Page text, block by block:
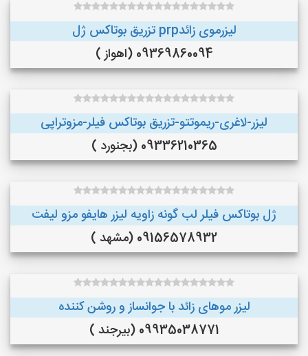
لیزرموی زائدprp تزریق بوتاکس ژل
09369860094 (اهواز )
لیزر-لاغری-ریموتتو-تزریق بوتاکس فیلر-مزوتراپی
09336210365 (بجنورد )
ژل بوتاکس فیلر لب گونه زاویه لیزر هایفو مزو لیفت
09156578932 (مشهد )
لیزر موهای زائد با جوانساز و روشن کننده
09935038771 (بیرجند )